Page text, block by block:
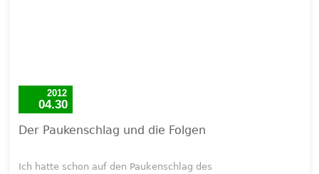
2012
04.30
Der Paukenschlag und die Folgen
Ich hatte schon auf den Paukenschlag des